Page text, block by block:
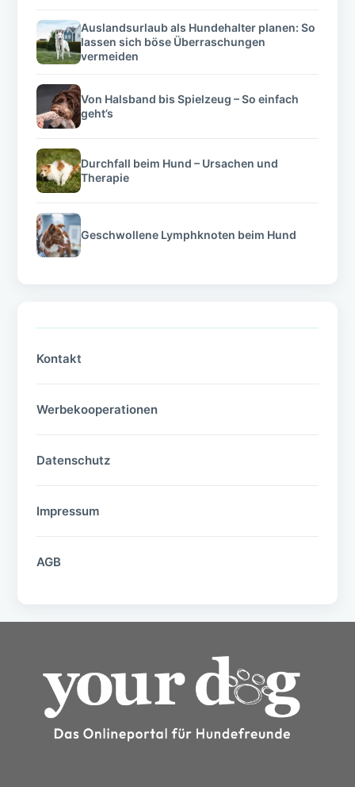
Auslandsurlaub als Hundehalter planen: So
lassen sich böse Überraschungen
vermeiden
Von Halsband bis Spielzeug – So einfach
geht’s
Durchfall beim Hund – Ursachen und
Therapie
Geschwollene Lymphknoten beim Hund
Kontakt
Werbekooperationen
Datenschutz
Impressum
AGB